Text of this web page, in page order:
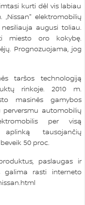
kurti dėl vis labiau
elektromobilių
augusi toliau.
miesto oro kokybę.
Prognozuojama, jog
taršos technologiją
rinkoje. 2010 m.
masinės gamybos
perversmu automobilių
per visą
tausojančių
50 proc.
paslaugas ir
galima rasti interneto